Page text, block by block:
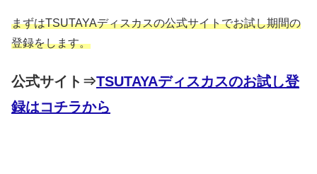
まずはTSUTAYAディスカスの公式サイトでお試し期間の
登録をします。
公式サイト⇒TSUTAYAディスカスのお試し登
録はコチラから